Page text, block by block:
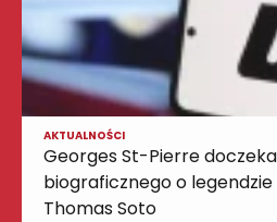
AKTUALNOŚCI
Georges St-Pierre
biograficznego o legendzie
Thomas Soto